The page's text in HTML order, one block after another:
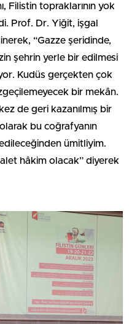
Filistin topraklarının yok
Prof. Dr. Yiğit, işgal
“Gazze şeridinde,
şehrin yerle bir edilmesi
Kudüs gerçekten çok
bir mekân.
de geri kazanılmış bir
bu coğrafyanın
ümitliyim.
hâkim olacak” diyerek